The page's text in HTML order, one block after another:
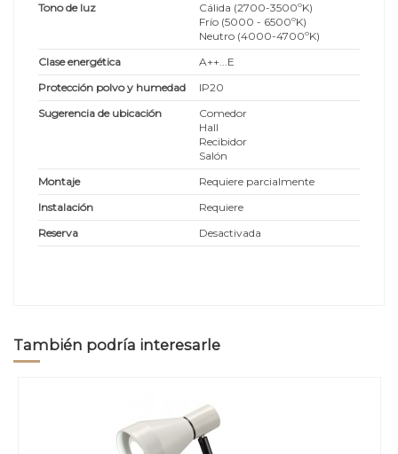
Tono de luz
Cálida (2700-3500ºK)
Frío (5000 - 6500ºK)
Neutro (4000-4700ºK)
Clase energética
A++...E
Protección polvo y humedad
IP20
Sugerencia de ubicación
Comedor
Hall
Recibidor
Salón
Montaje
Requiere parcialmente
Instalación
Requiere
Reserva
Desactivada
También podría interesarle